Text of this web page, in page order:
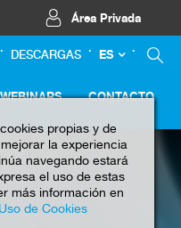
Área Privada
DESCARGAS ES
WEBINARS CONTACTO
propias y de
la experiencia
navegando estará
el uso de estas
más información en
Uso de Cookies